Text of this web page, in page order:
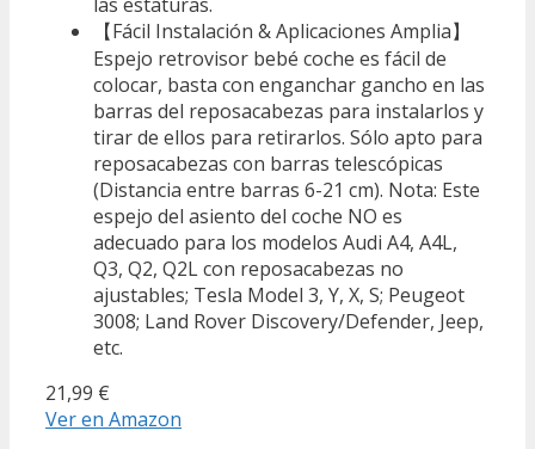
【Fácil Instalación & Aplicaciones Amplia】
Espejo retrovisor bebé coche es fácil de
colocar, basta con enganchar gancho en las
barras del reposacabezas para instalarlos y
tirar de ellos para retirarlos. Sólo apto para
reposacabezas con barras telescópicas
(Distancia entre barras 6-21 cm). Nota: Este
espejo del asiento del coche NO es
adecuado para los modelos Audi A4, A4L,
Q3, Q2, Q2L con reposacabezas no
ajustables; Tesla Model 3, Y, X, S; Peugeot
3008; Land Rover Discovery/Defender, Jeep,
etc.
21,99 €
Ver en Amazon